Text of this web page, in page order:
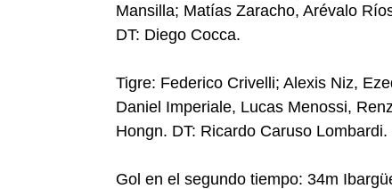
Mansilla; Matías Zaracho, Arévalo
DT: Diego Cocca.
Tigre: Federico Crivelli; Alexis Niz,
Daniel Imperiale, Lucas Menossi,
Hongn. DT: Ricardo Caruso Lombardi.
Gol en el segundo tiempo: 34m